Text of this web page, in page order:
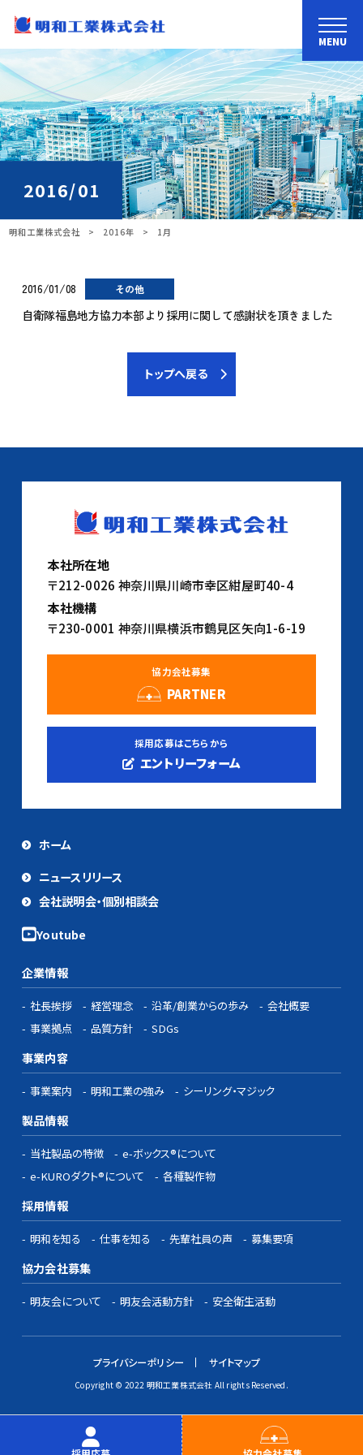
MENU
2016/01
明和工業株式会社 > 2016年 > 1月
その他
2016/01/08
自衛隊福島地方協力本部より採用に関して感謝状を頂きました
トップへ戻る
本社所在地
〒212-0026 神奈川県川崎市幸区紺屋町40-4
本社機構
〒230-0001 神奈川県横浜市鶴見区矢向1-6-19
協力会社募集
PARTNER
採用応募はこちらから
エントリーフォーム
ホーム
ニュースリリース
会社説明会・個別相談会
企業情報
社長挨拶 経営理念 沿革/創業からの歩み
会社概要
事業拠点
品質方針 SDGs
事業内容
事業案内 明和工業の強み シーリング・マジック
製品情報
当社製品の特徴
e-ボックス®について
e-KUROダクト®について
各種製作物
採用情報
明和を知る 仕事を知る 先輩社員の声 募集要項
協力会社募集
明友会について 明友会活動方針 安全衛生活動
プライバシーポリシー サイトマップ
Copyright © 2022 明和工業株式会社 All rights Reserved.